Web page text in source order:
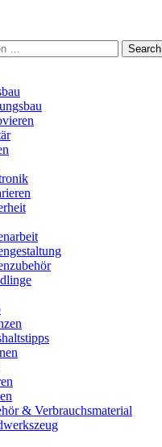
Search
& Verbrauchsmaterial